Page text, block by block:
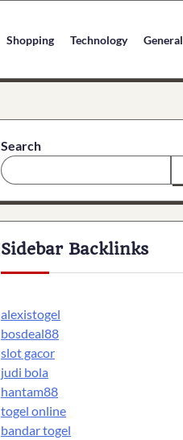
Shopping Technology General
Search
Sidebar Backlinks
alexistogel
bosdeal88
slot gacor
judi bola
hantam88
togel online
bandar togel